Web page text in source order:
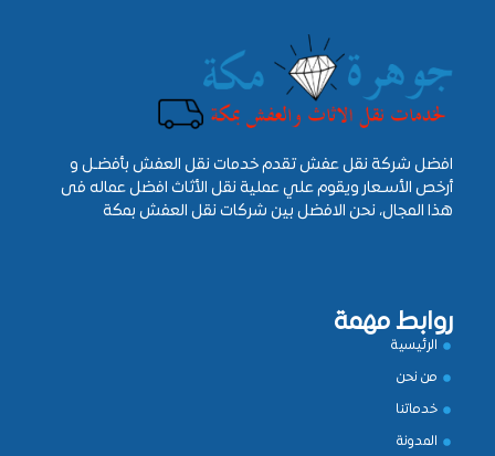
افضل شركة نقل عفش تقدم خدمات نقل العفش بأفضـل و
أرخص الأسـعار ويقوم علي عملية نقل الأثاث افضل عماله فى
هذا المجال، نحن الافضل بين شركات نقل العفش بمكة
روابط مهمة
الرئيسية
من نحن
خدماتنا
المدونة